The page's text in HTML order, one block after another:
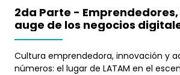
2da Parte -
auge de los negocios
Latinoamérica
Cultura emprendedora, innovación y
números: el lugar de LATAM en el